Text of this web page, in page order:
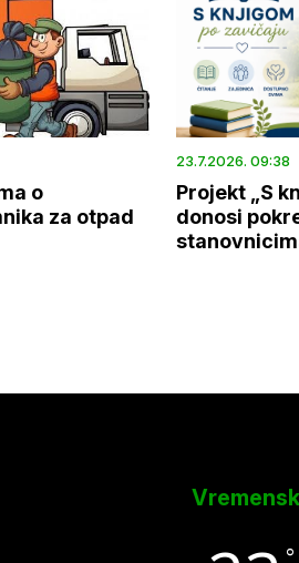
o
za otpad
23.7.2026. 09:38
Projekt „S
donosi
°